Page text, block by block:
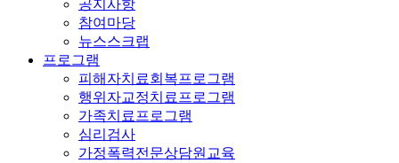
공지사항
참여마당
뉴스스크랩
프로그램
피해자치료회복프로그램
행위자교정치료프로그램
가족치료프로그램
심리검사
가정폭력전문상담원교육